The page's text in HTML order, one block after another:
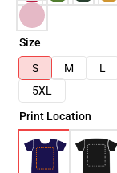
Size
S
M L
5XL
Print Location